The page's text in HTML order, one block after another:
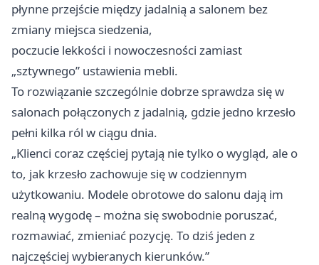
płynne przejście między jadalnią a salonem bez
zmiany miejsca siedzenia,
poczucie lekkości i nowoczesności zamiast
„sztywnego” ustawienia mebli.
To rozwiązanie szczególnie dobrze sprawdza się w
salonach połączonych z jadalnią, gdzie jedno krzesło
pełni kilka ról w ciągu dnia.
„Klienci coraz częściej pytają nie tylko o wygląd, ale o
to, jak krzesło zachowuje się w codziennym
użytkowaniu. Modele obrotowe do salonu dają im
realną wygodę – można się swobodnie poruszać,
rozmawiać, zmieniać pozycję. To dziś jeden z
najczęściej wybieranych kierunków.”